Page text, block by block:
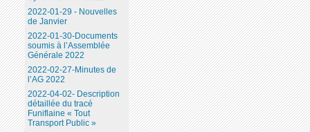
2022-01-29 - Nouvelles
de Janvier
2022-01-30-Documents
soumis à l’Assemblée
Générale 2022
2022-02-27-Minutes de
l’AG 2022
2022-04-02- Description
détaillée du tracé
Funiflaine « Tout
Transport Public »